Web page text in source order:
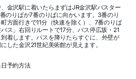
金沢駅に着いたらまずはJR金沢駅バスター
のりばか7番のりばに向かいます。3番のり
方面行きで11分（快速を除く）、7番のりば
ス」右回りルートで17分、バス停広坂・21
着します。バスを降りたらすぐに、外壁が
した金沢21世紀美術館が見えます。
予約方法